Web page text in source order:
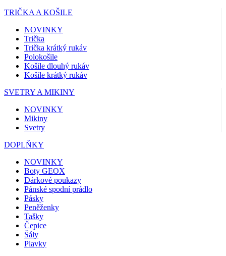
TRIČKA A KOŠILE
NOVINKY
Trička
Trička krátký rukáv
Polokošile
Košile dlouhý rukáv
Košile krátký rukáv
SVETRY A MIKINY
NOVINKY
Mikiny
Svetry
DOPLŇKY
NOVINKY
Boty GEOX
Dárkové poukazy
Pánské spodní prádlo
Pásky
Peněženky
Tašky
Čepice
Šály
Plavky